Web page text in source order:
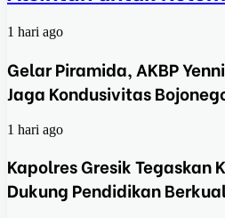
1 hari ago
Gelar Piramida, AKBP
Jaga Kondusivitas
1 hari ago
Kapolres Gresik Tegaskan
Dukung Pendidikan